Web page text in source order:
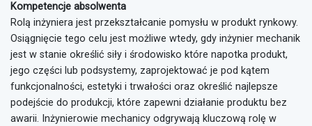
Kompetencje absolwenta
Rolą inżyniera jest przekształcanie pomysłu w produkt rynkowy.
Osiągnięcie tego celu jest możliwe wtedy, gdy inżynier mechanik
jest w stanie określić siły i środowisko które napotka produkt,
jego części lub podsystemy, zaprojektować je pod kątem
funkcjonalności, estetyki i trwałości oraz określić najlepsze
podejście do produkcji, które zapewni działanie produktu bez
awarii. Inżynierowie mechanicy odgrywają kluczową rolę w